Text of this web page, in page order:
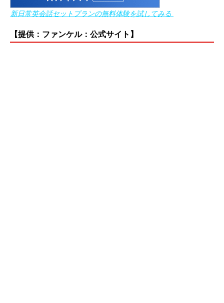
新日常英会話セットプランの無料体験を試してみる
【提供：ファンケル：公式サイト】